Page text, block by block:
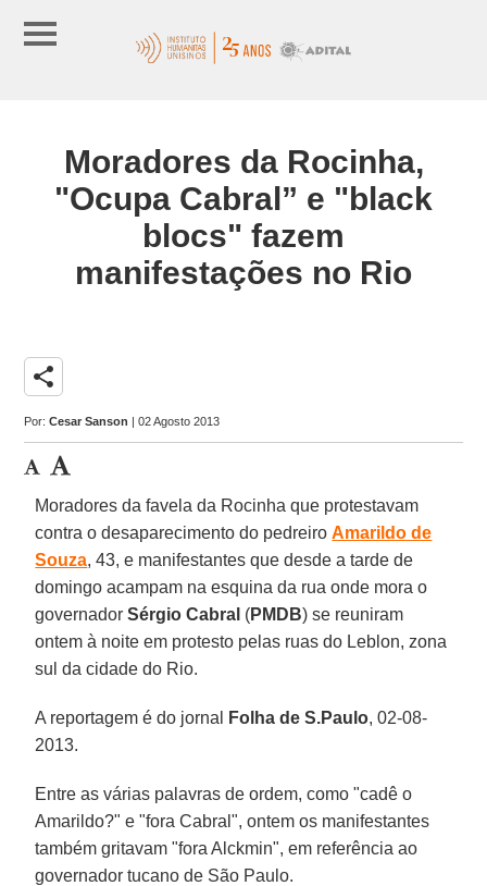
Moradores da Rocinha,
"Ocupa Cabral” e "black
blocs" fazem
manifestações no Rio
share
Por:Cesar Sanson | 02 Agosto 2013
Moradores da favela da Rocinha que protestavam
contra o desaparecimento do pedreiroAmarildo de
Souza, 43, e manifestantes que desde a tarde de
domingo acampam na esquina da rua onde mora o
governador Sérgio Cabral (PMDB) se reuniram
ontem à noite em protesto pelas ruas do Leblon, zona
sul da cidade do Rio.
A reportagem é do jornal Folha de S.Paulo, 02-08-
2013.
Entre as várias palavras de ordem, como "cadê o
Amarildo?" e "fora Cabral", ontem os manifestantes
também gritavam "fora Alckmin", em referência ao
governador tucano de São Paulo.